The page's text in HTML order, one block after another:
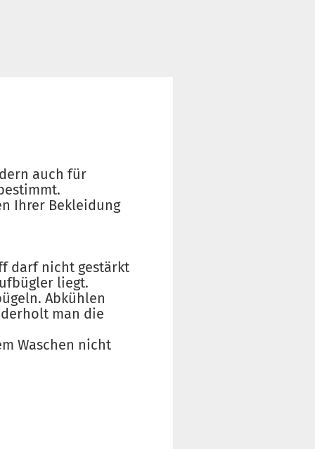
auch für
Ihrer Bekleidung
darf nicht gestärkt
liegt.
Abkühlen
man die
Waschen nicht